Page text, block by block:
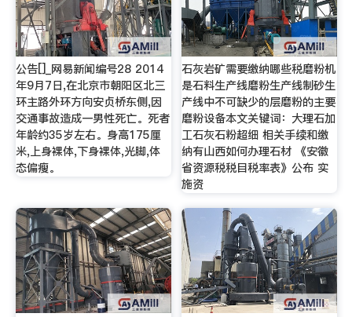
公告[]_网易新闻编号28 2014
年9月7日,在北京市朝阳区北三
环主路外环方向安贞桥东侧,因
交通事故造成一男性死亡。死者
年龄约35岁左右。身高175厘
米,上身裸体,下身裸体,光脚,体
态偏瘦。
石灰岩矿需要缴纳哪些税磨粉机
是石料生产线磨粉生产线制砂生
产线中不可缺少的层磨粉的主要
磨粉设备本文关键词：大理石加
工石灰石粉超细 相关手续和缴
纳有山西如何办理石材 《安徽
省资源税税目税率表》公布 实
施资